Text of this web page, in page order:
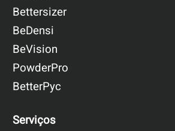
Bettersizer
BeDensi
BeVision
PowderPro
BetterPyc
Serviços